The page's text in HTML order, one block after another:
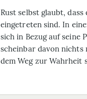
Rust selbst glaubt,
eingetreten sind. In
sich in Bezug auf seine
scheinbar davon
dem Weg zur Wahrheit